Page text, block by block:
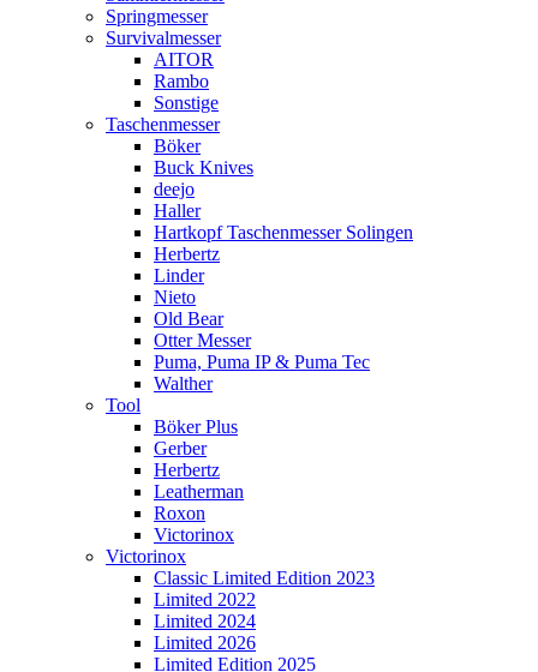
Springmesser
Survivalmesser
AITOR
Rambo
Sonstige
Taschenmesser
Böker
Buck Knives
deejo
Haller
Hartkopf Taschenmesser Solingen
Herbertz
Linder
Nieto
Old Bear
Otter Messer
Puma, Puma IP & Puma Tec
Walther
Tool
Böker Plus
Gerber
Herbertz
Leatherman
Roxon
Victorinox
Victorinox
Classic Limited Edition 2023
Limited 2022
Limited 2024
Limited 2026
Limited Edition 2025